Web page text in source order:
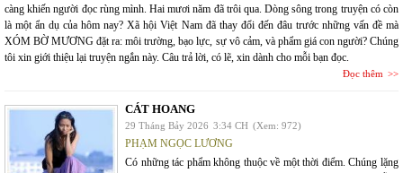
càng khiến người đọc rùng mình. Hai mươi năm đã trôi qua. Dòng sông trong truyện có còn
là một ẩn dụ của hôm nay? Xã hội Việt Nam đã thay đổi đến đâu trước những vấn đề mà
XÓM BỜ MƯƠNG đặt ra: môi trường, bạo lực, sự vô cảm, và phẩm giá con người? Chúng
tôi xin giới thiệu lại truyện ngắn này. Câu trả lời, có lẽ, xin dành cho mỗi bạn đọc.
Đọc thêm
CÁT HOANG
29 Tháng Bảy 2026 3:34 CH (Xem: 972)
PHẠM NGỌC LƯƠNG
Có những tác phẩm không thuộc về một thời điểm. Chúng lặng